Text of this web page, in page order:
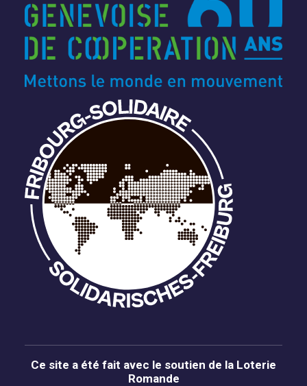
Ce site a été fait avec le soutien de la Loterie
Romande